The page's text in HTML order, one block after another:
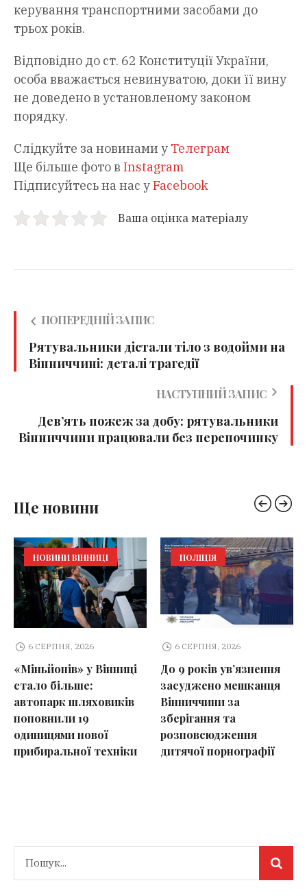
керування транспортними засобами до
трьох років.
Відповідно до ст. 62 Конституції України,
особа вважається невинуватою, доки її вину
не доведено в установленому законом
порядку.
Слідкуйте за новинами у Телеграм
Ще більше фото в Instagram
Підписуйтесь на нас уFacebook
Ваша оцінка матеріалу
ПОПЕРЕДНІЙ ЗАПИС
Рятувальники дістали тіло з водойми на
Вінниччині: деталі трагедії
НАСТУПНИЙ ЗАПИС
Дев’ять пожеж за добу: рятувальники
Вінниччини працювали без перепочинку
Ще новини
НОВИНИ ВІННИЦІ
6 СЕРПНЯ, 2026
«Міньйонів» у Вінниці
стало більше:
автопарк шляховиків
поповнили 19
одиницями нової
прибиральної техніки
ПОЛІЦІЯ
6 СЕРПНЯ, 2026
До 9 років ув’язнення
засуджено мешканця
Вінниччини за
зберігання та
розповсюдження
дитячої порнографії